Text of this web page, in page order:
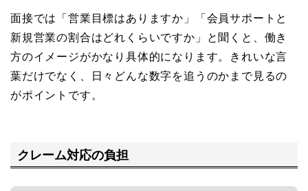
面接では「営業目標はありますか」「会員サポートと
新規営業の割合はどれくらいですか」と聞くと、働き
方のイメージがかなり具体的になります。きれいな言
葉だけでなく、日々どんな数字を追うのかまで見るの
がポイントです。
クレーム対応の負担